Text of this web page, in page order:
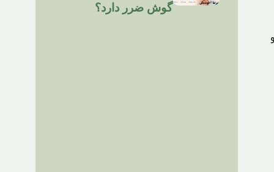
گوش ضرر دارد؟